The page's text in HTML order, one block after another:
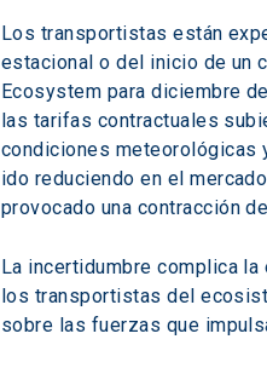
Los transportistas están
estacional o del inicio de un
Ecosystem para diciembre
las tarifas contractuales
condiciones meteorológicas
ido reduciendo en el
provocado una contracción
La incertidumbre complica
los transportistas del
sobre las fuerzas que